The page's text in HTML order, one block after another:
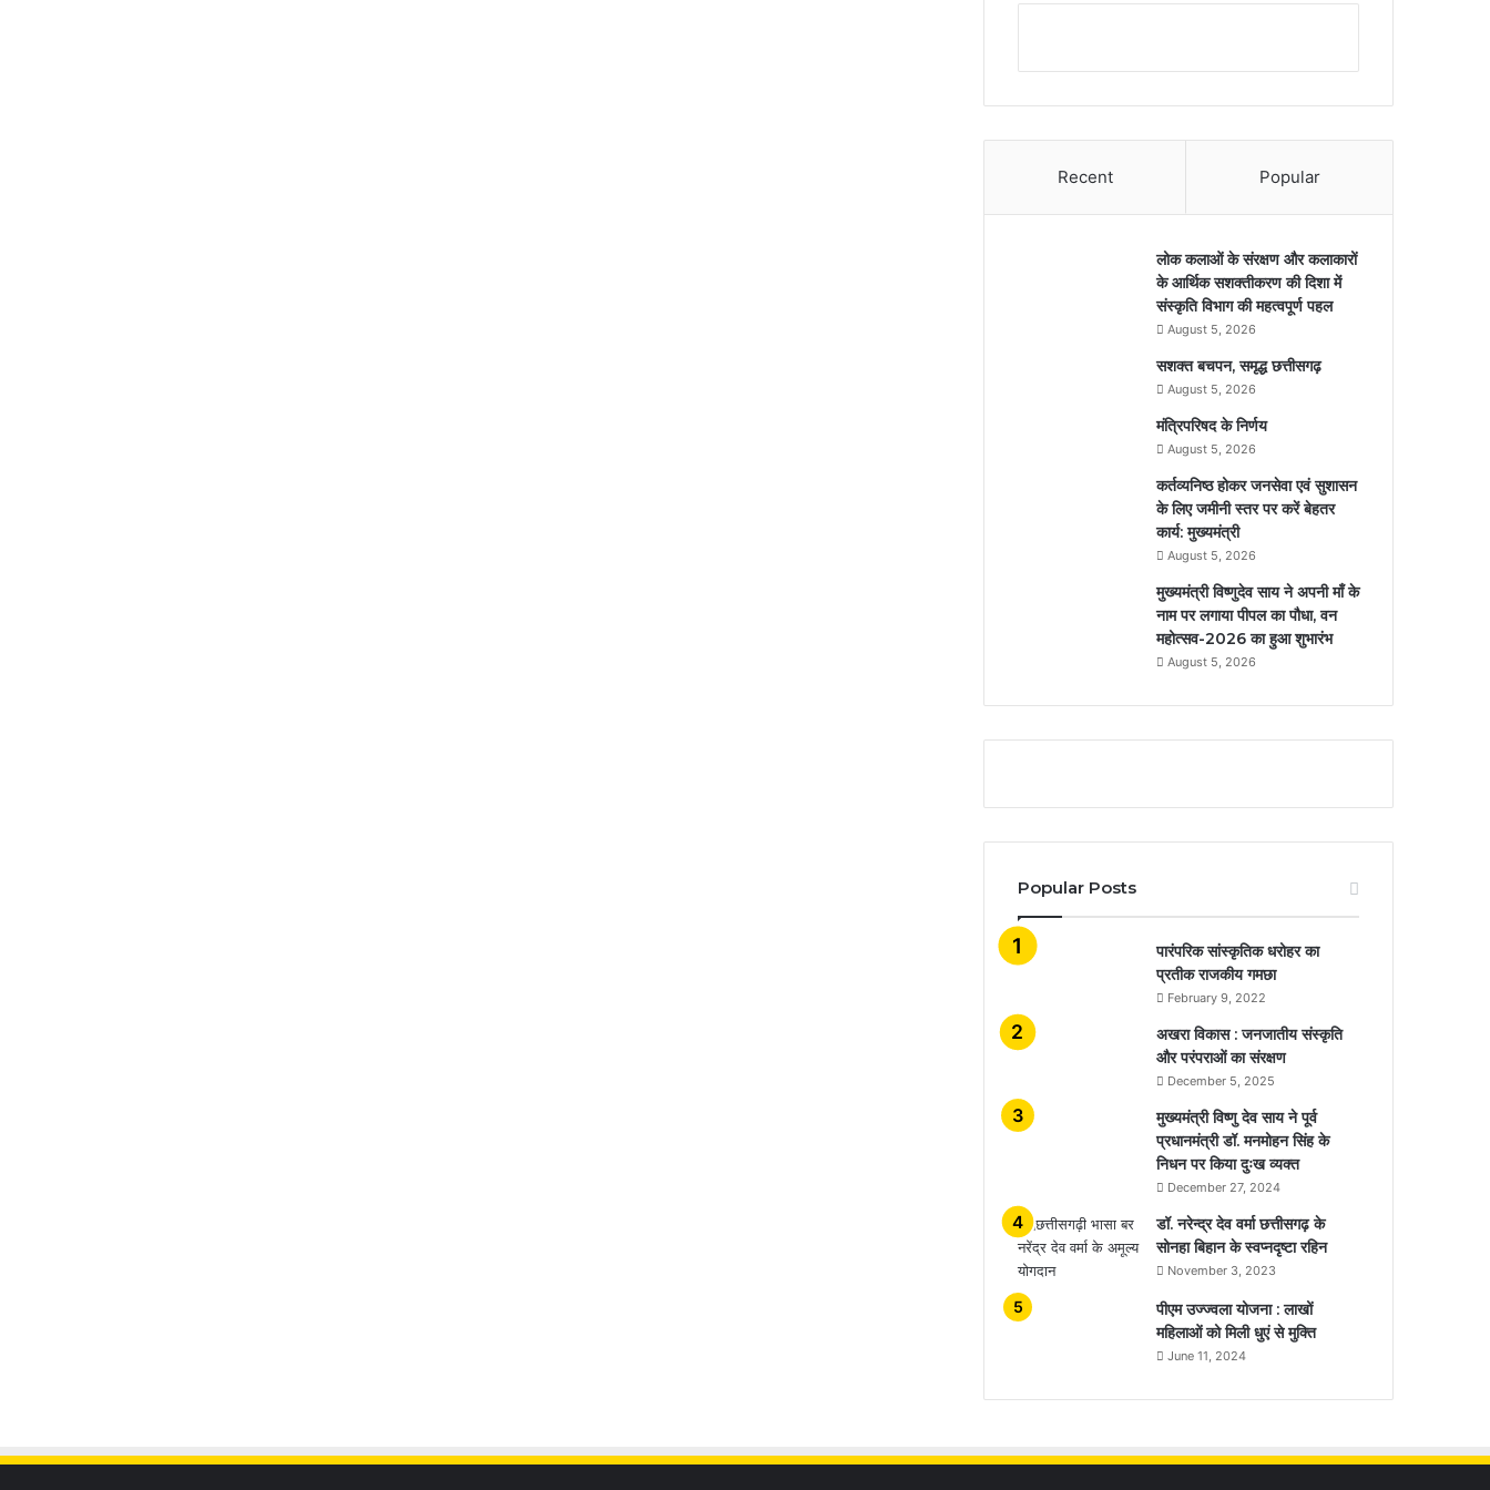
Recent Popular
लोक कलाओं के संरक्षण और कलाकारों
के आर्थिक सशक्तीकरण की दिशा में
संस्कृति विभाग की महत्वपूर्ण पहल
August 5, 2026
सशक्त बचपन, समृद्ध छत्तीसगढ़
August 5, 2026
मंत्रिपरिषद के निर्णय
August 5, 2026
कर्तव्यनिष्ठ होकर जनसेवा एवं सुशासन
के लिए जमीनी स्तर पर करें बेहतर
कार्य: मुख्यमंत्री
August 5, 2026
मुख्यमंत्री विष्णुदेव साय ने अपनी माँ के
नाम पर लगाया पीपल का पौधा, वन
महोत्सव-2026 का हुआ शुभारंभ
August 5, 2026
Popular Posts
​​​​​​​पारंपरिक सांस्कृतिक धरोहर का
प्रतीक राजकीय गमछा
February 9, 2022
अखरा विकास : जनजातीय संस्कृति
और परंपराओं का संरक्षण
December 5, 2025
मुख्यमंत्री विष्णु देव साय ने पूर्व
प्रधानमंत्री डॉ. मनमोहन सिंह के
निधन पर किया दुःख व्यक्त
December 27, 2024
डॉ. नरेन्द्र देव वर्मा छत्तीसगढ़ के
सोनहा बिहान के स्वप्नदृष्टा रहिन
November 3, 2023
पीएम उज्ज्वला योजना : लाखों
महिलाओं को मिली धुएं से मुक्ति
June 11, 2024